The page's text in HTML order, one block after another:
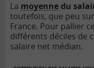
La moyenne du
toutefois, que peu
France. Pour pallier
différents déciles de
salaire net médian.